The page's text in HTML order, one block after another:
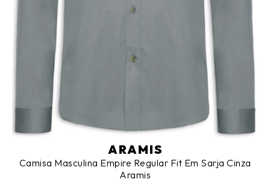
ARAMIS
Camisa Masculina Empire Regular Fit Em Sarja Cinza
Aramis